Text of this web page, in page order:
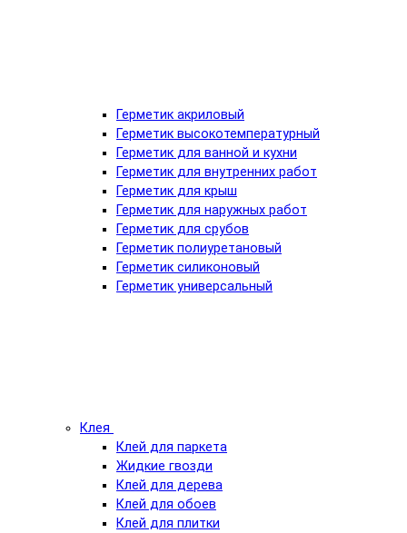
Герметик акриловый
Герметик высокотемпературный
Герметик для ванной и кухни
Герметик для внутренних работ
Герметик для крыш
Герметик для наружных работ
Герметик для срубов
Герметик полиуретановый
Герметик силиконовый
Герметик универсальный
Клея
Клей для паркета
Жидкие гвозди
Клей для дерева
Клей для обоев
Клей для плитки